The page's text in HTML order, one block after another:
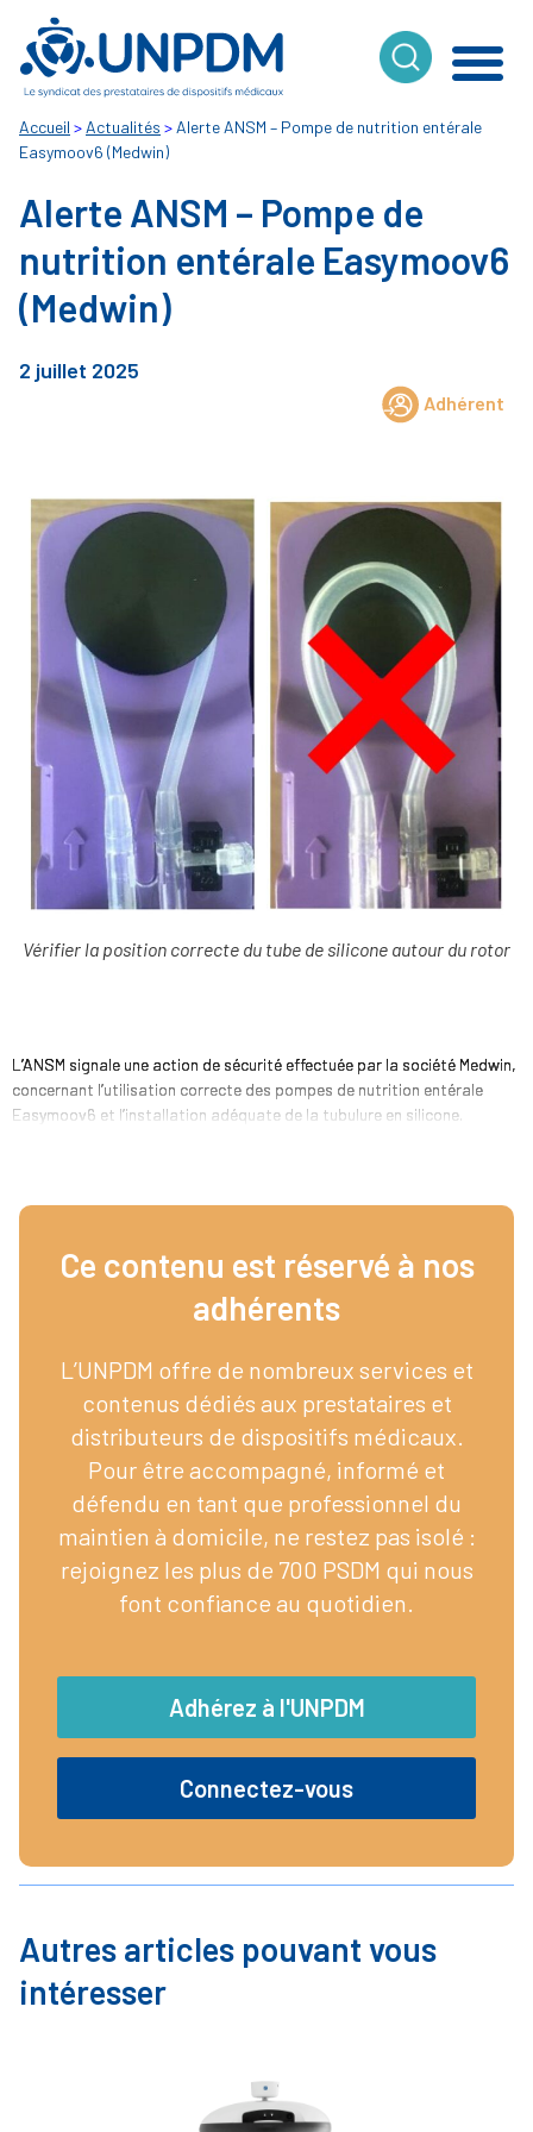
Accueil > Actualités > Alerte ANSM – Pompe de nutrition entérale
Easymoov6 (Medwin)
Alerte ANSM – Pompe de
nutrition entérale Easymoov6
(Medwin)
2 juillet 2025
Adhérent
Vérifier la position correcte du tube de silicone autour du rotor
L’ANSM signale une action de sécurité effectuée par la société Medwin,
concernant l’utilisation correcte des pompes de nutrition entérale
Easymoov6 et l’installation adéquate de la tubulure en silicone.
Ce contenu est réservé à nos
adhérents​
L’UNPDM offre de nombreux services et
contenus dédiés aux prestataires et
distributeurs de dispositifs médicaux.
Pour être accompagné, informé et
défendu en tant que professionnel du
maintien à domicile, ne restez pas isolé :
rejoignez les plus de 700 PSDM qui nous
font confiance au quotidien.
Adhérez à l'UNPDM
Connectez-vous
Autres articles pouvant vous
intéresser